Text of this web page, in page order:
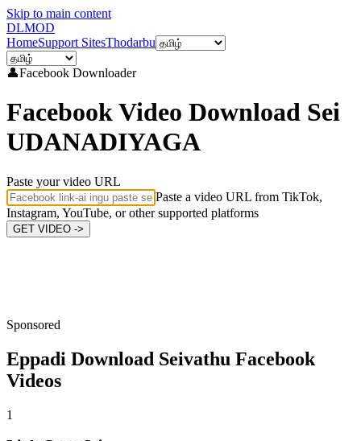
Skip to main content
DLMOD
HomeSupport SitesThodarbu
👤Facebook Downloader
Facebook Video Download Sei
UDANADIYAGA
Paste your video URL
Paste a video URL from TikTok,
Instagram, YouTube, or other supported platforms
GET VIDEO ->
Sponsored
Eppadi Download Seivathu Facebook
Videos
1